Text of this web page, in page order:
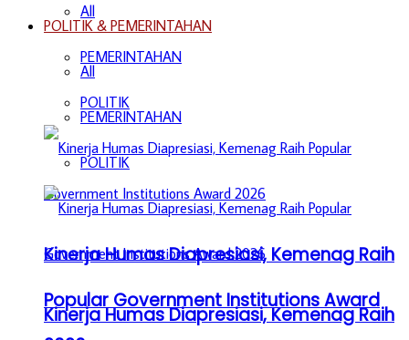
All
PEMERINTAHAN
POLITIK
Kinerja Humas Diapresiasi, Kemenag Raih
Popular Government Institutions Award
POLITIK & PEMERINTAHAN
All
PEMERINTAHAN
POLITIK
Kinerja Humas Diapresiasi, Kemenag Raih